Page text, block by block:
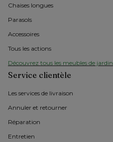
Chaises longues
Parasols
Accessoires
Tous les actions
Découvrez tous les meubles de jardin
Service clientèle
Les services de livraison
Annuler et retourner
Réparation
Entretien